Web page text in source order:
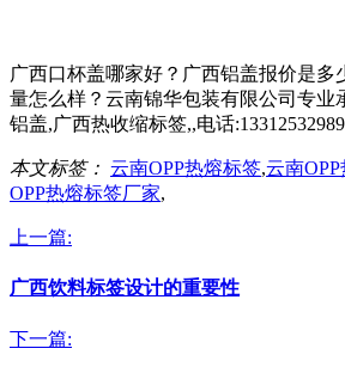
广西口杯盖哪家好？广西铝盖报价是多
量怎么样？云南锦华包装有限公司专业
铝盖,广西热收缩标签,,电话:13312532989
本文标签： 云南OPP热熔标签,云南
OPP热熔标签厂家,
上一篇:
广西饮料标签设计的重要性
下一篇: